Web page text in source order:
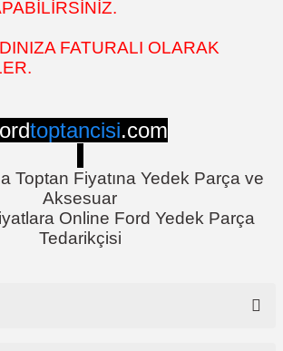
FATURALI OLARAK
toptancisi.com
Toptan Fiyatına Yedek Parça ve
Aksesuar
Online Ford Yedek Parça
Tedarikçisi